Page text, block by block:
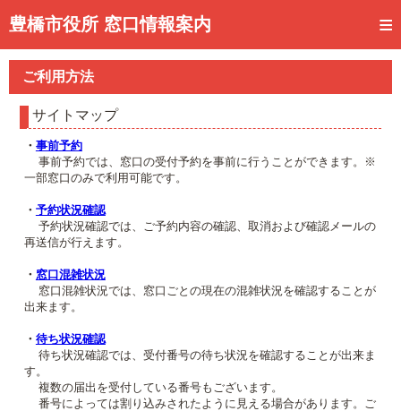
豊橋市役所 窓口情報案内
トップページ
事前予約
予約状況確認
窓口混雑状況
待ち状況確認
交付状況確認
メール通知登録
ご利用方法
サイトマップ
・ 事前予約
事前予約では、窓口の受付予約を事前に行うことができます。※
一部窓口のみで利用可能です。
・ 予約状況確認
予約状況確認では、ご予約内容の確認、取消および確認メールの
再送信が行えます。
・ 窓口混雑状況
窓口混雑状況では、窓口ごとの現在の混雑状況を確認することが
出来ます。
・ 待ち状況確認
待ち状況確認では、受付番号の待ち状況を確認することが出来ま
す。
複数の届出を受付している番号もございます。
番号によっては割り込みされたように見える場合があります。ご